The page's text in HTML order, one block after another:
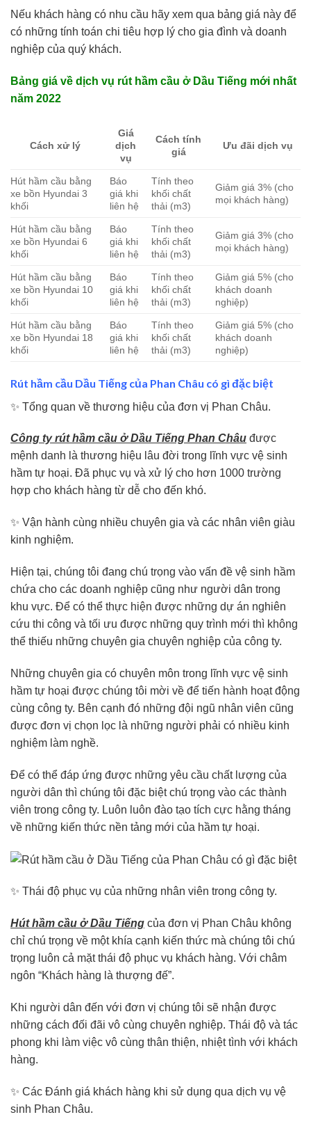
Nếu khách hàng có nhu cầu hãy xem qua bảng giá này để
có những tính toán chi tiêu hợp lý cho gia đình và doanh
nghiệp của quý khách.
Bảng giá về dịch vụ rút hầm cầu ở Dầu Tiếng mới nhất
năm 2022
Cách xử lý
Giá
dịch
vụ
Cách tính
giá
Ưu đãi dịch vụ
Hút hầm cầu bằng
xe bồn Hyundai 3
khối
Báo
giá khi
liên hệ
Tính theo
khối chất
thải (m3)
Giảm giá 3% (cho
mọi khách hàng)
Hút hầm cầu bằng
xe bồn Hyundai 6
khối
Báo
giá khi
liên hệ
Tính theo
khối chất
thải (m3)
Giảm giá 3% (cho
mọi khách hàng)
Hút hầm cầu bằng
xe bồn Hyundai 10
khối
Báo
giá khi
liên hệ
Tính theo
khối chất
thải (m3)
Giảm giá 5% (cho
khách doanh
nghiệp)
Hút hầm cầu bằng
xe bồn Hyundai 18
khối
Báo
giá khi
liên hệ
Tính theo
khối chất
thải (m3)
Giảm giá 5% (cho
khách doanh
nghiệp)
Rút hầm cầu Dầu Tiếng của Phan Châu có gì đặc biệt
✨ Tổng quan về thương hiệu của đơn vị Phan Châu.
Công ty rút hầm cầu ở Dầu Tiếng Phan Châu được
mệnh danh là thương hiệu lâu đời trong lĩnh vực vệ sinh
hầm tự hoại. Đã phục vụ và xử lý cho hơn 1000 trường
hợp cho khách hàng từ dễ cho đến khó.
✨ Vận hành cùng nhiều chuyên gia và các nhân viên giàu
kinh nghiệm.
Hiện tại, chúng tôi đang chú trọng vào vấn đề vệ sinh hầm
chứa cho các doanh nghiệp cũng như người dân trong
khu vực. Để có thể thực hiện được những dự án nghiên
cứu thi công và tối ưu được những quy trình mới thì không
thể thiếu những chuyên gia chuyên nghiệp của công ty.
Những chuyên gia có chuyên môn trong lĩnh vực vệ sinh
hầm tự hoại được chúng tôi mời về để tiến hành hoạt động
cùng công ty. Bên cạnh đó những đội ngũ nhân viên cũng
được đơn vị chọn lọc là những người phải có nhiều kinh
nghiệm làm nghề.
Để có thể đáp ứng được những yêu cầu chất lượng của
người dân thì chúng tôi đặc biệt chú trọng vào các thành
viên trong công ty. Luôn luôn đào tạo tích cực hằng tháng
về những kiến thức nền tảng mới của hầm tự hoại.
✨ Thái độ phục vụ của những nhân viên trong công ty.
Hút hầm cầu ở Dầu Tiếng của đơn vị Phan Châu không
chỉ chú trọng về một khía cạnh kiến thức mà chúng tôi chú
trọng luôn cả mặt thái độ phục vụ khách hàng. Với châm
ngôn “Khách hàng là thượng đế”.
Khi người dân đến với đơn vị chúng tôi sẽ nhận được
những cách đối đãi vô cùng chuyên nghiệp. Thái độ và tác
phong khi làm việc vô cùng thân thiện, nhiệt tình với khách
hàng.
✨ Các Đánh giá khách hàng khi sử dụng qua dịch vụ vệ
sinh Phan Châu.